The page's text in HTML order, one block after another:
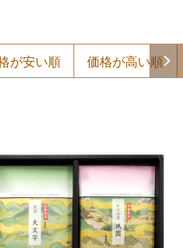
が安い順 価格が高い順